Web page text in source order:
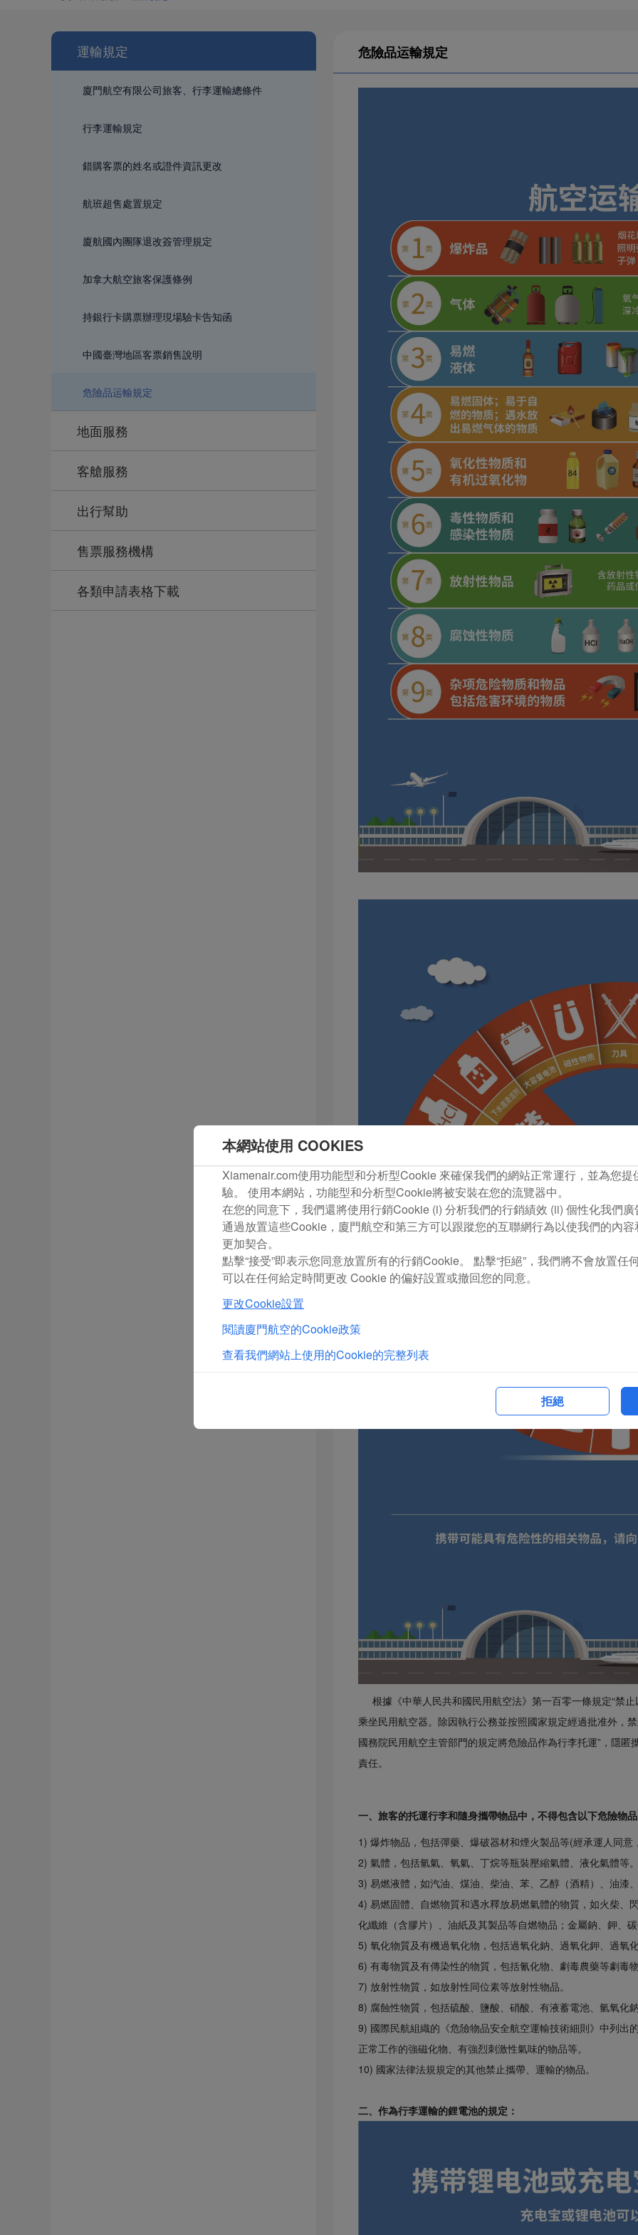
運輸規定
廈門航空有限公司旅客、行李運輸總條件
行李運輸規定
錯購客票的姓名或證件資訊更改
航班超售處置規定
廈航國內團隊退改簽管理規定
加拿大航空旅客保護條例
持銀行卡購票辦理現場驗卡告知函
中國臺灣地區客票銷售說明
危險品运輸規定
地面服務
客艙服務
出行幫助
售票服務機構
各類申請表格下載
危險品运輸規定
根據《中華人民共和國民用航空法》第一百零一條規定“禁
乘坐民用航空器。除因執行公務並按照國家規定經過批准外，
國務院民用航空主管部門的規定將危險品作為行李托運”，隱
責任。
一、旅客的托運行李和隨身攜帶物品中，不得包含以下危險物
1) 爆炸物品，包括彈藥、爆破器材和煙火製品等(經承運人同
2) 氣體，包括氫氣、氧氣、丁烷等瓶裝壓縮氣體、液化氣體等
3) 易燃液體，如汽油、煤油、柴油、苯、乙醇（酒精）、油漆
4) 易燃固體、自燃物質和遇水釋放易燃氣體的物質，如火柴、
化纖維（含膠片）、油紙及其製品等自燃物品；金屬鈉、鉀、
5) 氧化物質及有機過氧化物，包括過氧化鈉、過氧化鉀、過氧
6) 有毒物質及有傳染性的物質，包括氰化物、劇毒農藥等劇毒
7) 放射性物質，如放射性同位素等放射性物品。
8) 腐蝕性物質，包括硫酸、鹽酸、硝酸、有液蓄電池、氫氧化
9) 國際民航組織的《危險物品安全航空運輸技術細則》中列出
正常工作的強磁化物、有強烈刺激性氣味的物品等。
10) 國家法律法規規定的其他禁止攜帶、運輸的物品。
二、作為行李運輸的鋰電池的規定：
本網站使用 COOKIES
Xiamenair.com使用功能型和分析型Cookie 來確保我們的網站正常運行，並為您提
驗。 使用本網站，功能型和分析型Cookie將被安裝在您的流覽器中。
在您的同意下，我們還將使用行銷Cookie (i) 分析我們的行銷績效 (ii) 個性化我們
通過放置這些Cookie，廈門航空和第三方可以跟蹤您的互聯網行為以使我們的內
更加契合。
點擊“接受”即表示您同意放置所有的行銷Cookie。 點擊“拒絕”，我們將不會放置任
可以在任何給定時間更改 Cookie 的偏好設置或撤回您的同意。
更改Cookie設置
閱讀廈門航空的Cookie政策
查看我們網站上使用的Cookie的完整列表
拒絕